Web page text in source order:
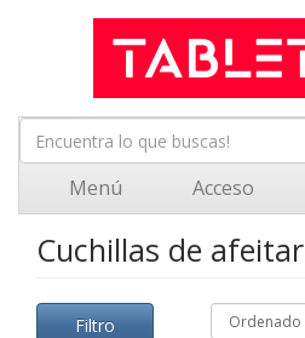
Menú Acceso
Cuchillas de afeitar
Filtro